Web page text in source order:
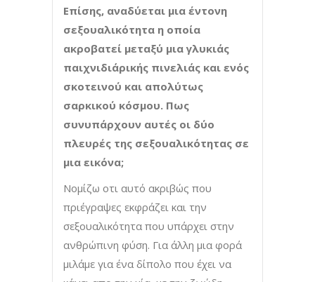
Επίσης, αναδύεται μια έντονη
σεξουαλικότητα η οποία
ακροβατεί μεταξύ μια γλυκιάς
παιχνιδιάρικής πινελιάς και ενός
σκοτεινού και απολύτως
σαρκικού κόσμου. Πως
συνυπάρχουν αυτές οι δύο
πλευρές της σεξουαλικότητας σε
μια εικόνα;
Νομίζω οτι αυτό ακριβώς που
πριέγραψες εκφράζει και την
σεξουαλικότητα που υπάρχει στην
ανθρώπινη φύση. Για άλλη μια φορά
μιλάμε για ένα δίπολο που έχει να